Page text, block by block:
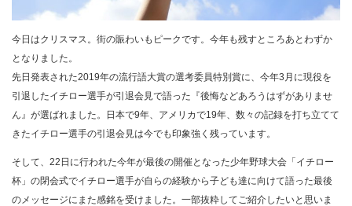
今日はクリスマス。街の賑わいもピークです。今年も残すところあとわずか
となりました。
先日発表された2019年の流行語大賞の選考委員特別賞に、今年3月に現役を
引退したイチロー選手が引退会見で語った『後悔などあろうはずがありませ
ん』が選ばれました。日本で9年、アメリカで19年、数々の記録を打ち立てて
きたイチロー選手の引退会見は今でも印象強く残っています。
そして、22日に行われた今年が最後の開催となった少年野球大会「イチロー
杯」の閉会式でイチロー選手が自らの経験から子ども達に向けて語った最後
のメッセージにまた感銘を受けました。一部抜粋してご紹介したいと思いま